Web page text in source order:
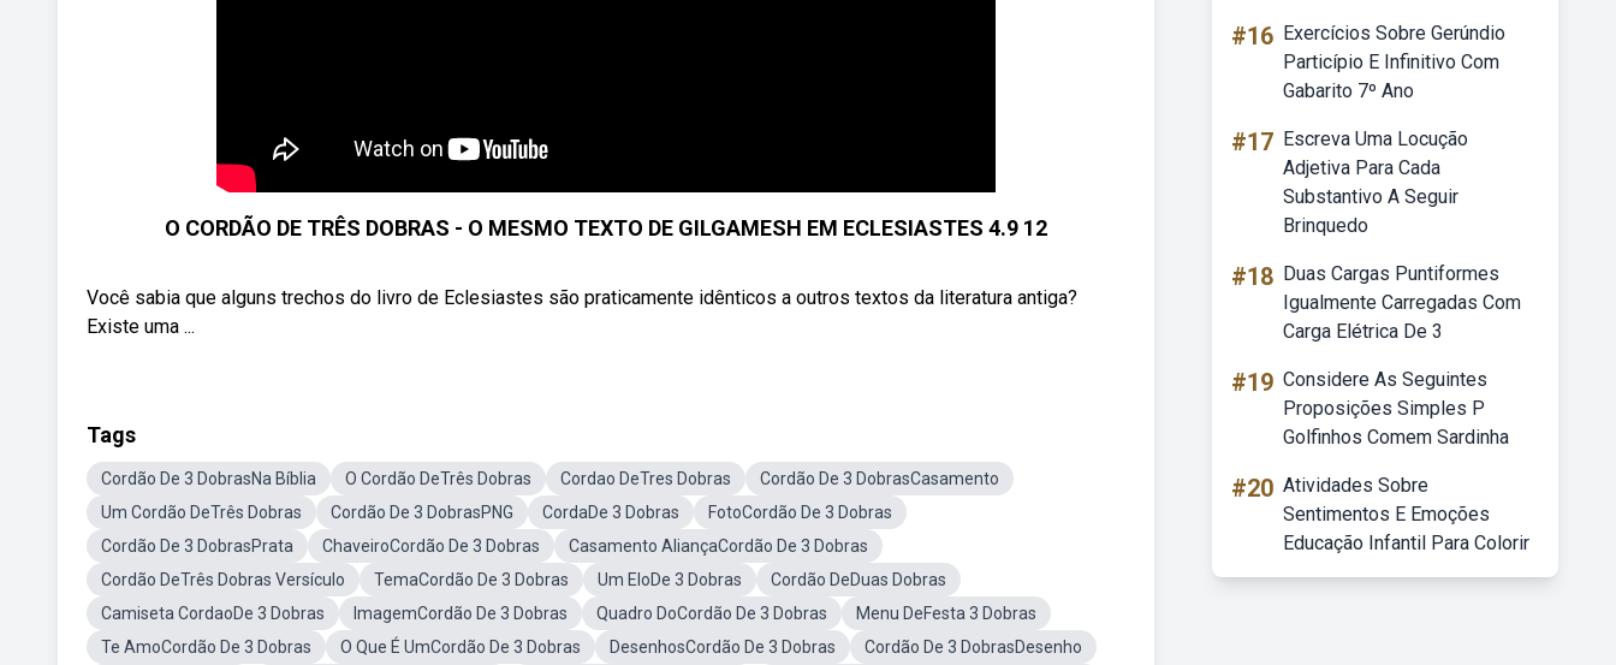
O CORDÃO DE TRÊS DOBRAS - O MESMO TEXTO DE GILGAMESH EM ECLESIASTES 4.9 12
Você sabia que alguns trechos do livro de Eclesiastes são praticamente idênticos a outros textos da literatura antiga?
Existe uma ...
Tags
Cordão De 3 DobrasNa Bíblia O Cordão DeTrês Dobras Cordao DeTres Dobras
Cordão De 3 DobrasCasamento
Um Cordão DeTrês Dobras
Cordão De 3 DobrasPNG CordaDe 3 Dobras
FotoCordão De 3 Dobras
Cordão De 3 DobrasPrata
ChaveiroCordão De 3 Dobras
Casamento AliançaCordão De 3 Dobras
Cordão DeTrês Dobras Versículo
TemaCordão De 3 Dobras Um EloDe 3 Dobras
Cordão DeDuas Dobras
Camiseta CordaoDe 3 Dobras
ImagemCordão De 3 Dobras Quadro DoCordão De 3 Dobras
Menu DeFesta 3 Dobras
Te AmoCordão De 3 Dobras
O Que É UmCordão De 3 Dobras DesenhosCordão De 3 Dobras
Cordão De 3 DobrasDesenho
#16 Exercícios Sobre Gerúndio
Particípio E Infinitivo Com
Gabarito 7º Ano
#17 Escreva Uma Locução
Adjetiva Para Cada
Substantivo A Seguir
Brinquedo
#18 Duas Cargas Puntiformes
Igualmente Carregadas Com
Carga Elétrica De 3
#19 Considere As Seguintes
Proposições Simples P
Golfinhos Comem Sardinha
#20 Atividades Sobre
Sentimentos E Emoções
Educação Infantil Para Colorir